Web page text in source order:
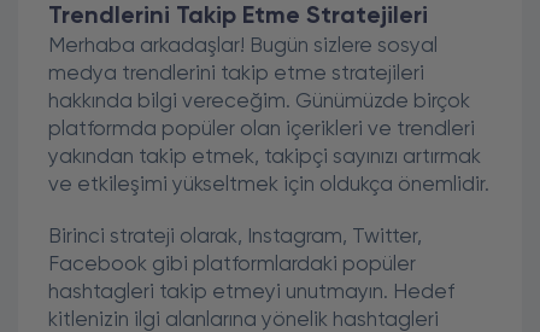
Trendlerini Takip Etme Stratejileri
Merhaba arkadaşlar! Bugün sizlere sosyal
medya trendlerini takip etme stratejileri
hakkında bilgi vereceğim. Günümüzde birçok
platformda popüler olan içerikleri ve trendleri
yakından takip etmek, takipçi sayınızı artırmak
ve etkileşimi yükseltmek için oldukça önemlidir.
Birinci strateji olarak, Instagram, Twitter,
Facebook gibi platformlardaki popüler
hashtagleri takip etmeyi unutmayın. Hedef
kitlenizin ilgi alanlarına yönelik hashtagleri